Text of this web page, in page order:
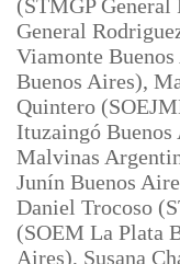
(STMGP
General
Viamonte
Buenos Aires),
Quintero
Ituzaingó
Malvinas
Junín Buenos
Daniel Trocoso
(SOEM La Plata
Aires), Susana